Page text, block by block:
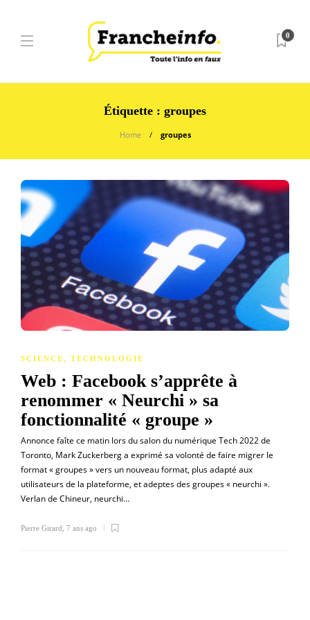
0
Étiquette : groupes
Home groupes
SCIENCE, TECHNOLOGIE
Web : Facebook s’apprête à
renommer « Neurchi » sa
fonctionnalité « groupe »
Annonce faîte ce matin lors du salon du numérique Tech 2022 de
Toronto, Mark Zuckerberg a exprimé sa volonté de faire migrer le
format « groupes » vers un nouveau format, plus adapté aux
utilisateurs de la plateforme, et adeptes des groupes « neurchi ».
Verlan de Chineur, neurchi…
Pierre Girard 7 ans ago